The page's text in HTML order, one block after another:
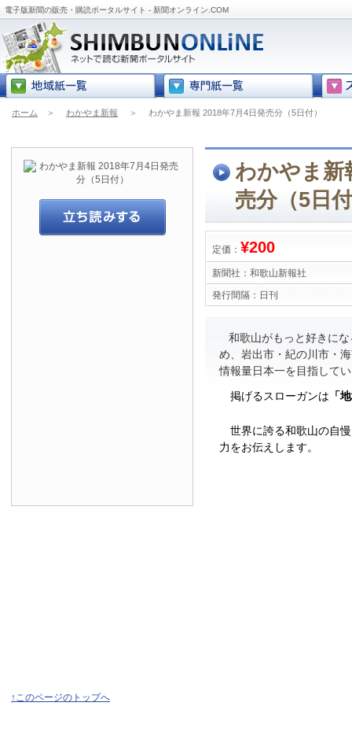
電子版新聞の販売・購読ポータルサイト - 新聞オンライン.COM
ホーム ＞ わかやま新報 ＞ わかやま新報 2018年7月4日発売分（5日付）
わかやま新
売分（5日
定価： ¥200
新聞社： 和歌山新報社
発行間隔： 日刊
和歌山がもっと好きに
め、岩出市・紀の川市・
情報量日本一を目指して
掲げるスローガンは 「
世界に誇る和歌山の自
力をお伝えします。
↑このページのトップへ